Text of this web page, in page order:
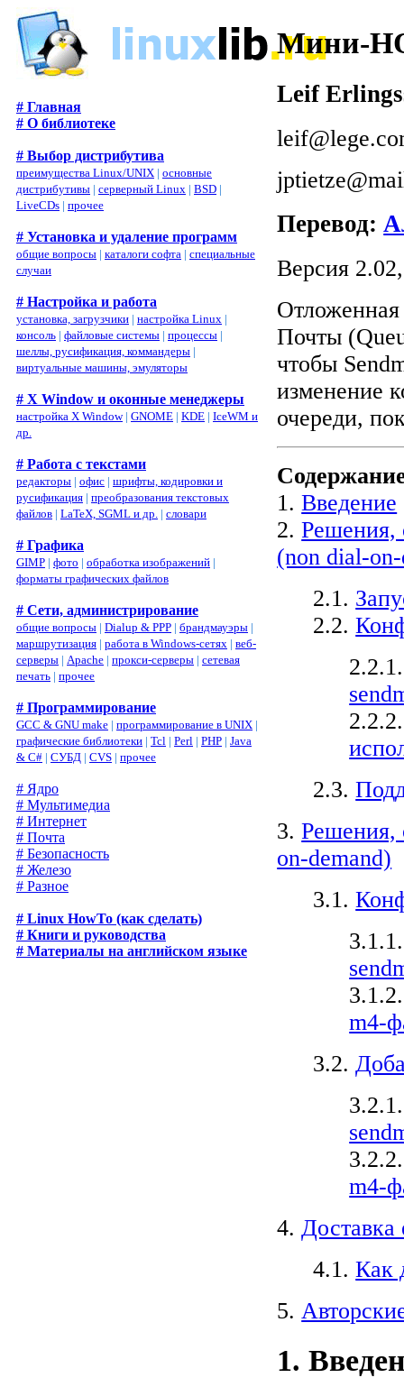
# Главная
# О библиотеке
# Выбор дистрибутива
преимущества Linux/UNIX | основные
дистрибутивы | серверный Linux | BSD |
LiveCDs | прочее
# Установка и удаление программ
общие вопросы | каталоги софта | специальные
случаи
# Настройка и работа
установка, загрузчики | настройка Linux |
консоль | файловые системы | процессы |
шеллы, русификация, коммандеры |
виртуальные машины, эмуляторы
# X Window и оконные менеджеры
настройка X Window| GNOME | KDE | IceWM и
др.
# Работа с текстами
редакторы | офис | шрифты, кодировки и
русификация | преобразования текстовых
файлов | LaTeX, SGML и др. | словари
# Графика
GIMP | фото | обработка изображений |
форматы графических файлов
# Сети, администрирование
общие вопросы | Dialup & PPP | брандмауэры |
маршрутизация | работа в Windows-сетях | веб-
серверы | Apache | прокси-серверы | сетевая
печать | прочее
# Программирование
GCC & GNU make | программирование в UNIX |
графические библиотеки | Tcl | Perl | PHP | Java
& C# | СУБД | CVS | прочее
# Ядро
# Мультимедиа
# Интернет
# Почта
# Безопасность
# Железо
# Разное
# Linux HowTo (как сделать)
# Книги и руководства
# Материалы на английском языке
Мини-
Leif
Перевод:
Версия
Почты
чтобы
изменение
очереди,
1.Введение
2.Решения,
(non dial-
2.1.
2.2.
2.3.
3.Решения,
on-demand)
3.1.
m4-
3.2.
m4-
4.Доставка
4.1.Как
5.
1.